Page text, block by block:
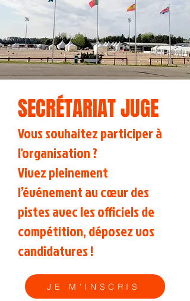
SECRÉTARIAT JUGE
Vous souhaitez participer à
l'organisation ?
Vivez pleinement
l’événement au cœur des
pistes avec les officiels de
compétition, déposez vos
candidatures !
JE M'INSCRIS